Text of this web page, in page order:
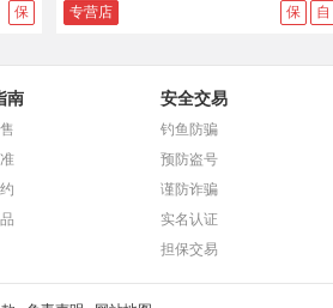
保 专营店 自
保
南 安全交易
钓鱼防骗
预防盗号
谨防诈骗
实名认证
担保交易